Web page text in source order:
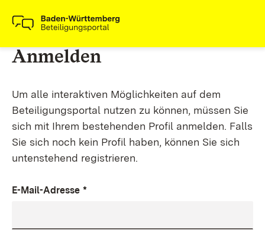
Anmelden
Um alle interaktiven Möglichkeiten auf dem
Beteiligungsportal nutzen zu können, müssen Sie
sich mit Ihrem bestehenden Profil anmelden. Falls
Sie sich noch kein Profil haben, können Sie sich
untenstehend registrieren.
E-Mail-Adresse *